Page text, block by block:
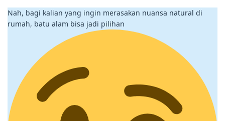
Nah, bagi kalian yang ingin merasakan nuansa natural di
rumah, batu alam bisa jadi pilihan